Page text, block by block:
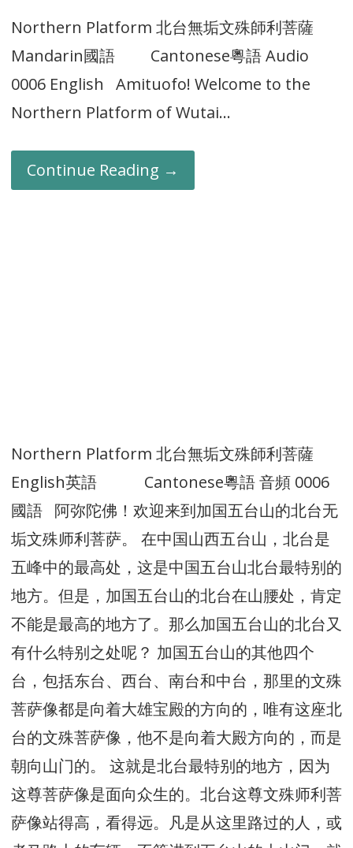
Northern Platform 北台無垢文殊師利菩薩
Mandarin國語 Cantonese粵語 Audio
0006 English Amituofo! Welcome to the
Northern Platform of Wutai…
Continue Reading →
Northern Platform 北台無垢文殊師利菩薩
English英語 Cantonese粵語 音頻 0006
國語 阿弥陀佛！欢迎来到加国五台山的北台无
垢文殊师利菩萨。 在中国山西五台山，北台是
五峰中的最高处，这是中国五台山北台最特别的
地方。但是，加国五台山的北台在山腰处，肯定
不能是最高的地方了。那么加国五台山的北台又
有什么特别之处呢？ 加国五台山的其他四个
台，包括东台、西台、南台和中台，那里的文殊
菩萨像都是向着大雄宝殿的方向的，唯有这座北
台的文殊菩萨像，他不是向着大殿方向的，而是
朝向山门的。 这就是北台最特别的地方，因为
这尊菩萨像是面向众生的。北台这尊文殊师利菩
萨像站得高，看得远。凡是从这里路过的人，或